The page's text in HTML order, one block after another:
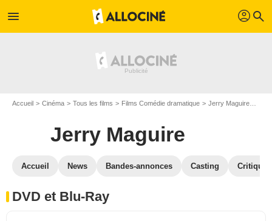
menu profil search
Accueil Cinéma Tous les films Films Comédie dramatique Jerry Maguire
Jerry Maguire
Accueil News Bandes-annonces Casting
DVD et Blu-Ray